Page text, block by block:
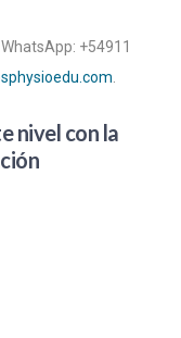
+54911
nivel con la